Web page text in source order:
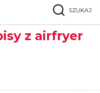
SZUKAJ
Pozostałe przepisy
z airfryer